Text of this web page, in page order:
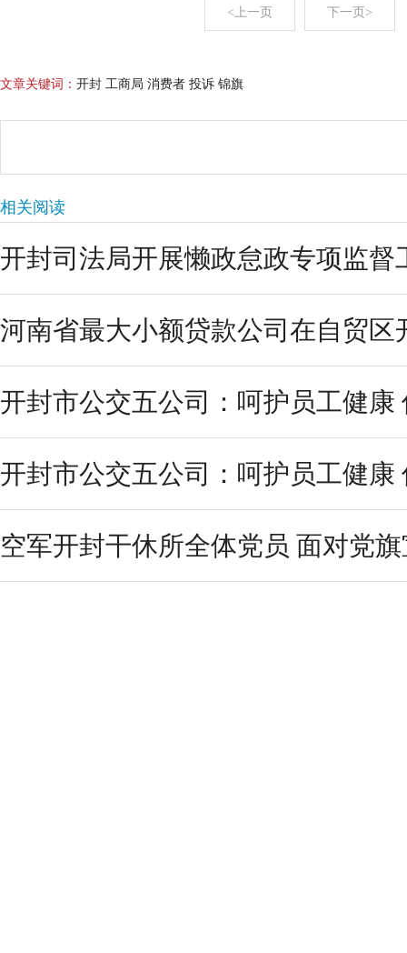
<上一页 下一页>
文章关键词： 开封 工商局 消费者 投诉 锦旗
相关阅读
开封司法局开展懒政怠政专项监督
河南省最大小额贷款公司在自贸区
开封市公交五公司：呵护员工健康
开封市公交五公司：呵护员工健康
空军开封干休所全体党员 面对党